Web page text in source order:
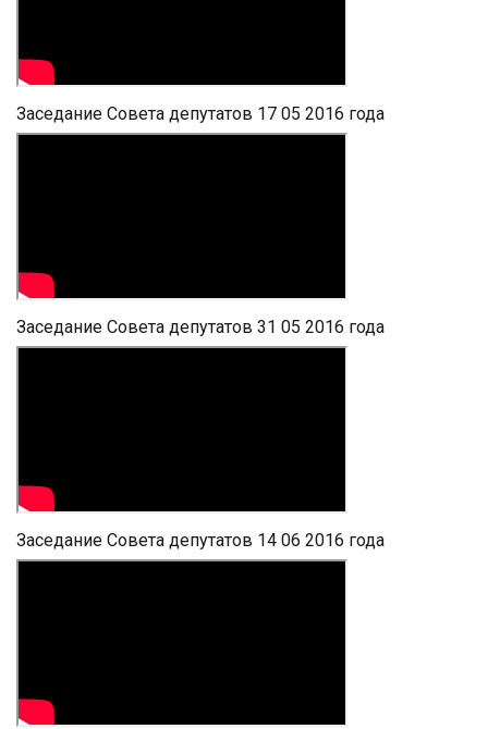
Заседание Совета депутатов 17 05 2016 года
Заседание Совета депутатов 31 05 2016 года
Заседание Совета депутатов 14 06 2016 года